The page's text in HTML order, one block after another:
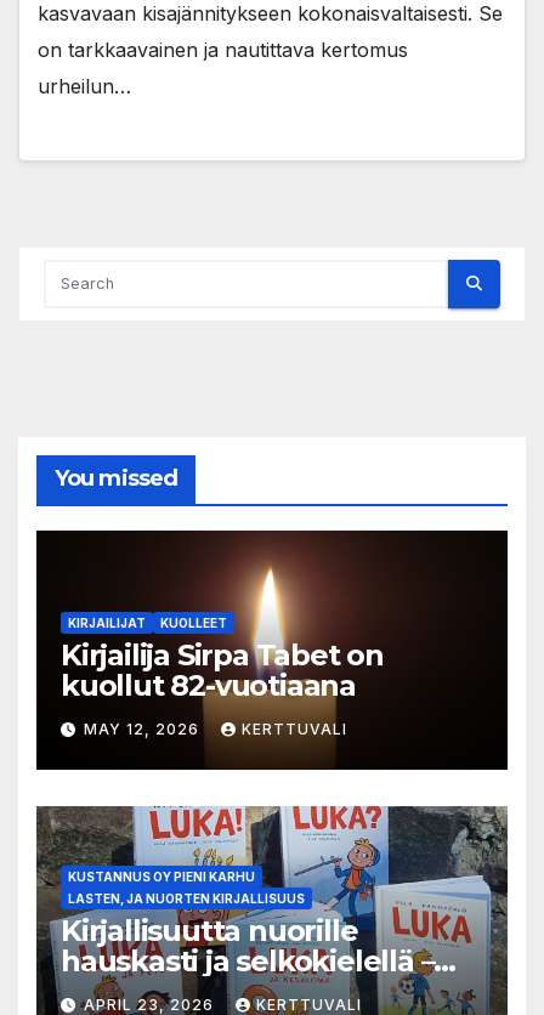
kasvavaan kisajännitykseen kokonaisvaltaisesti. Se
on tarkkaavainen ja nautittava kertomus
urheilun…
You missed
KIRJAILIJAT KUOLLEET
Kirjailija Sirpa Tabet on
kuollut 82-vuotiaana
MAY 12, 2026 KERTTUVALI
KUSTANNUS OY PIENI KARHU
LASTEN, JA NUORTEN KIRJALLISUUS
Kirjallisuutta nuorille
hauskasti ja selkokielellä –
Luka-sarjasta viides osa
APRIL 23, 2026 KERTTUVALI